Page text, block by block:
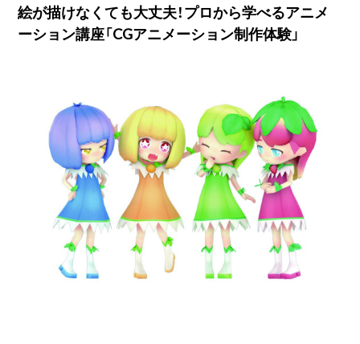
絵が描けなくても大丈夫！プロから学べるアニメ
ーション講座「CGアニメーション制作体験」